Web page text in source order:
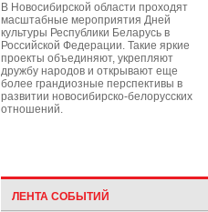
В Новосибирской области проходят
масштабные мероприятия Дней
культуры Республики Беларусь в
Российской Федерации. Такие яркие
проекты объединяют, укрепляют
дружбу народов и открывают еще
более грандиозные перспективы в
развитии новосибирско-белорусских
отношений.
ЛЕНТА СОБЫТИЙ